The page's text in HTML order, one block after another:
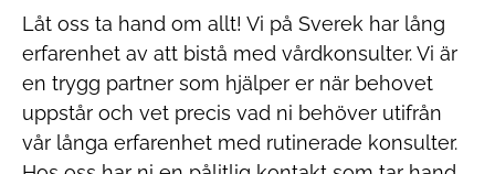
Låt oss ta hand om allt! Vi på Sverek har lång
erfarenhet av att bistå med vårdkonsulter. Vi är
en trygg partner som hjälper er när behovet
uppstår och vet precis vad ni behöver utifrån
vår långa erfarenhet med rutinerade konsulter.